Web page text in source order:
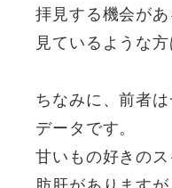
拝見する機会が
見ているような
ちなみに、前者
データです。
甘いもの好きの